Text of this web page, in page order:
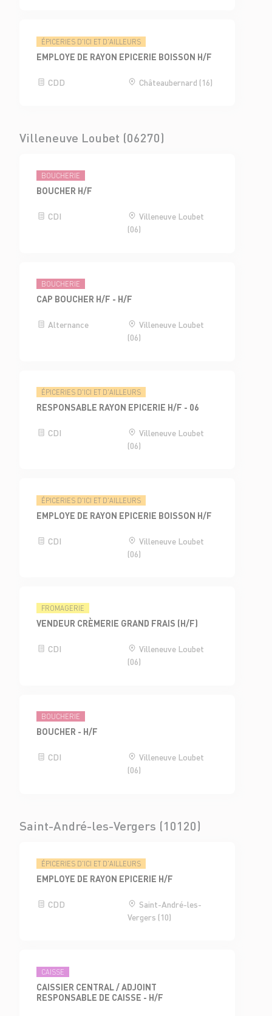
ÉPICERIES D'ICI ET D'AILLEURS
EMPLOYE DE RAYON EPICERIE BOISSON H/F
CDD Châteaubernard (16)
Villeneuve Loubet (06270)
BOUCHERIE
BOUCHER H/F
CDI
Villeneuve Loubet
(06)
BOUCHERIE
CAP BOUCHER H/F - H/F
Alternance
Villeneuve Loubet
(06)
ÉPICERIES D'ICI ET D'AILLEURS
RESPONSABLE RAYON EPICERIE H/F - 06
CDI
Villeneuve Loubet
(06)
ÉPICERIES D'ICI ET D'AILLEURS
EMPLOYE DE RAYON EPICERIE BOISSON H/F
CDI
Villeneuve Loubet
(06)
FROMAGERIE
VENDEUR CRÈMERIE GRAND FRAIS (H/F)
CDI
Villeneuve Loubet
(06)
BOUCHERIE
BOUCHER - H/F
CDI
Villeneuve Loubet
(06)
Saint-André-les-Vergers (10120)
ÉPICERIES D'ICI ET D'AILLEURS
EMPLOYE DE RAYON EPICERIE H/F
CDD
Saint-André-les-
Vergers (10)
CAISSE
CAISSIER CENTRAL / ADJOINT
RESPONSABLE DE CAISSE - H/F